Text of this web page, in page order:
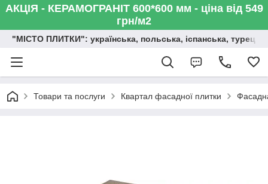
АКЦІЯ - КЕРАМОГРАНІТ 600*600 мм - ціна від 549
грн/м2
"МІСТО ПЛИТКИ": українська, польська, іспанська,
Товари та послуги Квартал фасадної плитки